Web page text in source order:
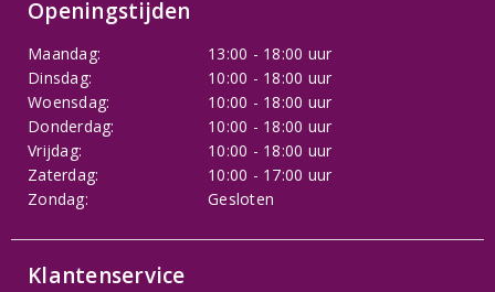
Openingstijden
Maandag:
13:00 - 18:00 uur
Dinsdag:
10:00 - 18:00 uur
Woensdag:
10:00 - 18:00 uur
Donderdag:
10:00 - 18:00 uur
Vrijdag:
10:00 - 18:00 uur
Zaterdag:
10:00 - 17:00 uur
Zondag:
Gesloten
Klantenservice